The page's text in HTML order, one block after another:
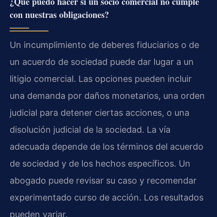
con nuestras obligaciones?
Un incumplimiento de deberes fiduciarios o de
un acuerdo de sociedad puede dar lugar a un
litigio comercial. Las opciones pueden incluir
una demanda por daños monetarios, una orden
judicial para detener ciertas acciones, o una
disolución judicial de la sociedad. La vía
adecuada depende de los términos del acuerdo
de sociedad y de los hechos específicos. Un
abogado puede revisar su caso y recomendar
experimentado curso de acción. Los resultados
pueden variar.